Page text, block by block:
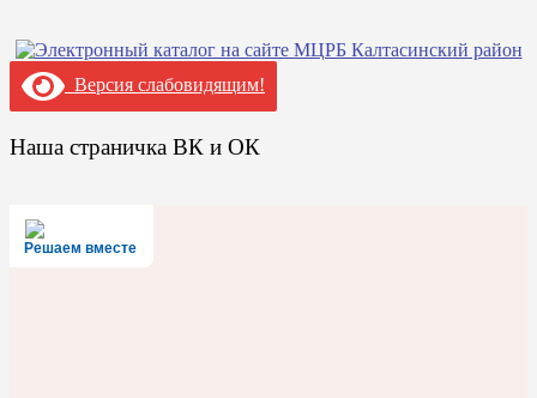
Версия слабовидящим!
Наша страничка ВК и ОК
Решаем вместе